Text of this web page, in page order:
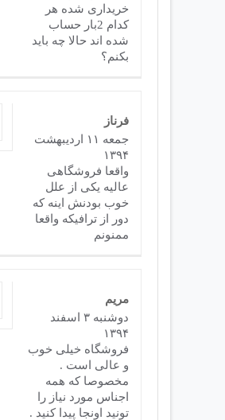
خریداری شده هر
کدام 2بار حساب
شده اند حالا چه باید
بکنم؟
فرناز
جمعه ۱۱ ارديبهشت
۱۳۹۴
واقعا فروشگاهی
عالیه یکی از علل
خوب بودنش اینه که
دور از ترافیکه واقعا
ممنونم
مریم
دوشنبه ۳ اسفند
۱۳۹۴
فروشگاه خیلی خوب
و عالی است .
مخصوصا که همه
اجناس مورد نیاز را
تونید اونجا پیدا کنید .